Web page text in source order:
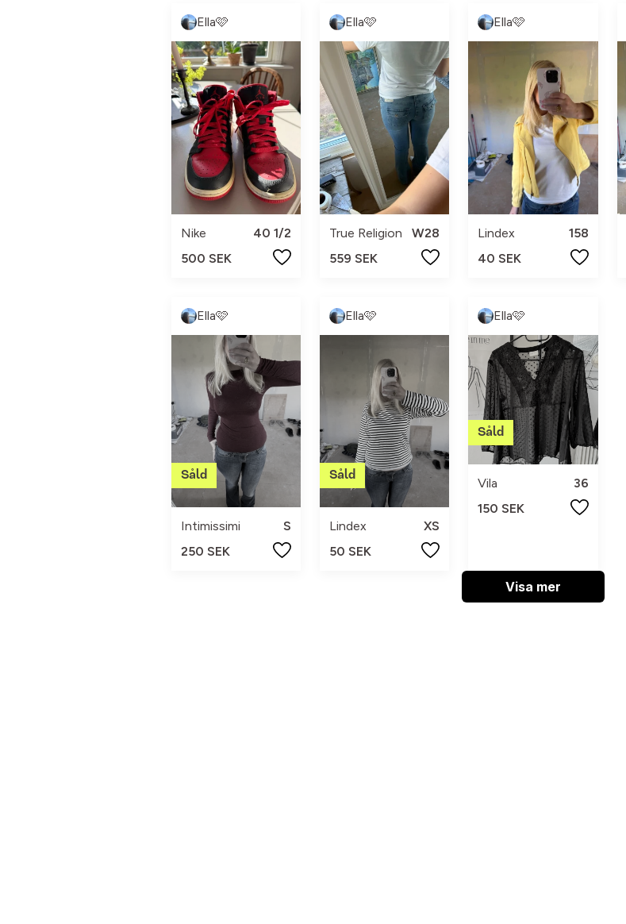
Ella🩷
Nike
40 1/2
500 SEK
Ella🩷
True Religion
W28
559 SEK
Ella🩷
Lindex
158
40 SEK
Ella🩷
Intimissimi
S
250 SEK
Ella🩷
Lindex
XS
50 SEK
Ella🩷
Vila
36
150 SEK
Visa mer